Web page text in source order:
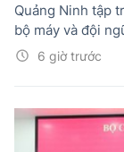
6 giờ trước
Quảng Ninh tập
bộ máy và đội